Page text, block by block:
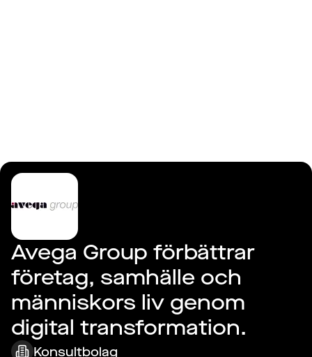
Avega Group förbättrar
företag, samhälle och
människors liv genom
digital transformation.
Konsultbolag